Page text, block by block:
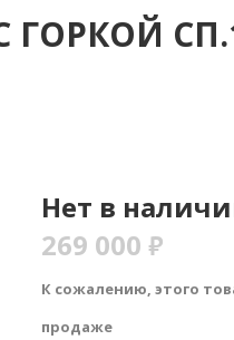
ГОРКОЙ
Нет в
269 000 ₽
К сожалению, этого
продаже